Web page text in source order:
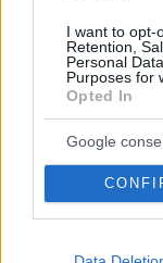
I want to opt-
Retention,
Personal
Purposes for
Opted In
Google
Πάνω από 1.500
κατά της
πριν 7 λεπτά
Πλακεντία &
συνεχίζεται,
πριν 7 λεπτά
πριν 8 λεπτά